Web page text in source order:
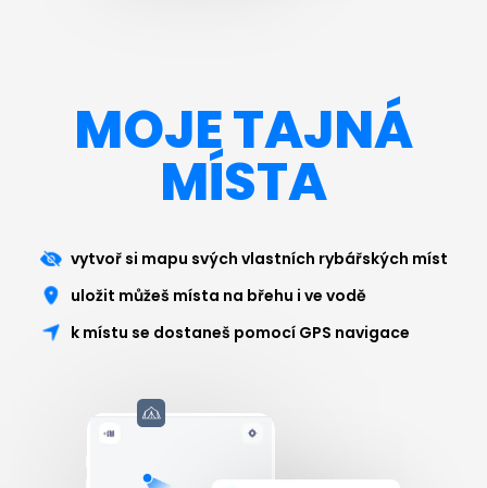
MOJE TAJNÁ
MÍSTA
vytvoř si mapu svých vlastních rybářských míst
uložit můžeš místa na břehu i ve vodě
k místu se dostaneš pomocí GPS navigace